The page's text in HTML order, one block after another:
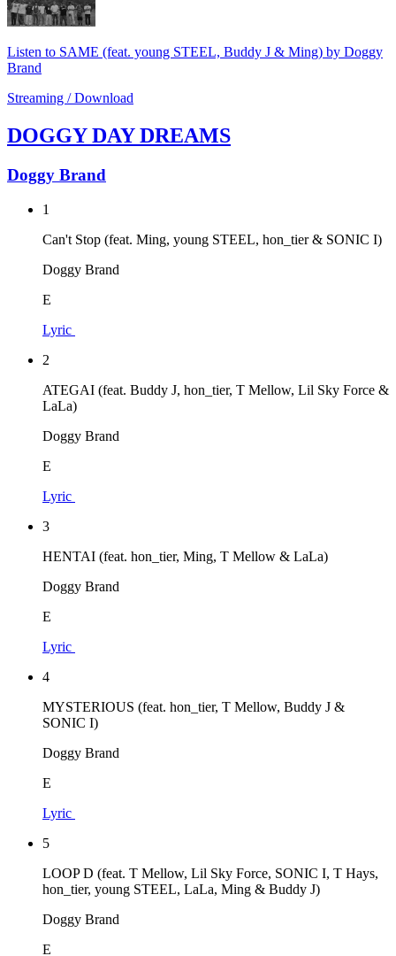
Listen to SAME (feat. young STEEL, Buddy J & Ming) by Doggy
Brand
Streaming / Download
DOGGY DAY DREAMS
Doggy Brand
1
Can't Stop (feat. Ming, young STEEL, hon_tier & SONIC I)
Doggy Brand
E
Lyric
2
ATEGAI (feat. Buddy J, hon_tier, T Mellow, Lil Sky Force &
LaLa)
Doggy Brand
E
Lyric
3
HENTAI (feat. hon_tier, Ming, T Mellow & LaLa)
Doggy Brand
E
Lyric
4
MYSTERIOUS (feat. hon_tier, T Mellow, Buddy J &
SONIC I)
Doggy Brand
E
Lyric
5
LOOP D (feat. T Mellow, Lil Sky Force, SONIC I, T Hays,
hon_tier, young STEEL, LaLa, Ming & Buddy J)
Doggy Brand
E